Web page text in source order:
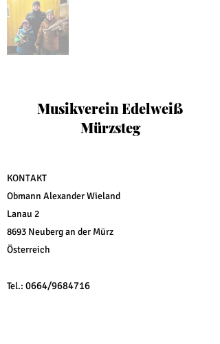
Musikverein Edelweiß
Mürzsteg
KONTAKT
Obmann Alexander Wieland
Lanau 2
8693 Neuberg an der Mürz
Österreich
Tel.: 0664/9684716